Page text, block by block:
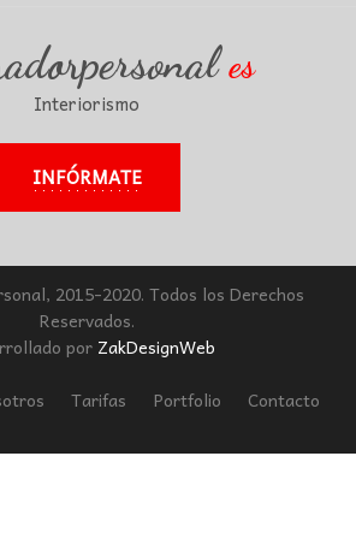
es
Interiorismo
INFÓRMATE
2015-2020. Todos los Derechos
Reservados.
por ZakDesignWeb
Tarifas Portfolio Contacto